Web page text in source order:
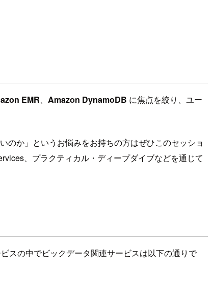
EMR、 Amazon DynamoDB に焦点を絞り、ユー
のか」というお悩みをお持ちの方はぜひこのセッショ
、プラクティカル・ディープダイブなどを通じて
スの中でビックデータ関連サービスは以下の通りで